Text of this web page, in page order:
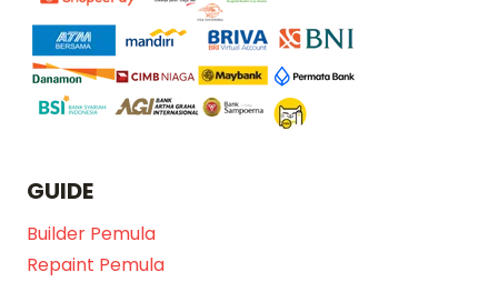
GUIDE
Builder Pemula
Repaint Pemula